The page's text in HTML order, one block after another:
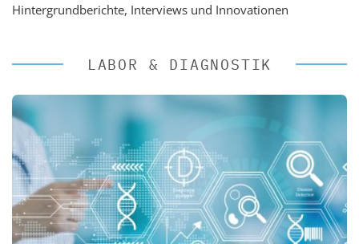
Hintergrundberichte, Interviews und Innovationen
LABOR & DIAGNOSTIK